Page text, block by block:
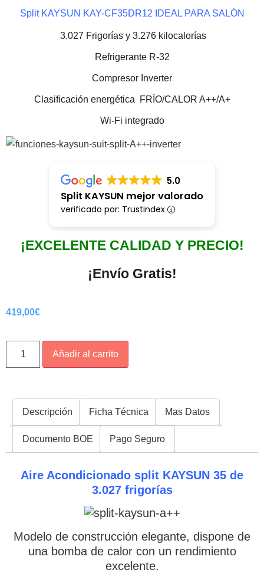
Split KAYSUN KAY-CF35DR12 IDEAL PARA SALÓN
3.027 Frigorías y 3.276 kilocalorías
Refrigerante R-32
Compresor Inverter
Clasificación energética FRÍO/CALOR A++/A+
Wi-Fi integrado
5.0
Split KAYSUN mejor valorado
verificado por: Trustindex
¡EXCELENTE CALIDAD Y PRECIO!
¡Envío Gratis!
419,00€
Añadir al carrito
Descripción Ficha Técnica Mas Datos
Documento BOE Pago Seguro
Aire Acondicionado split KAYSUN 35 de
3.027 frigorías
Modelo de construcción elegante, dispone de
una bomba de calor con un rendimiento
excelente.